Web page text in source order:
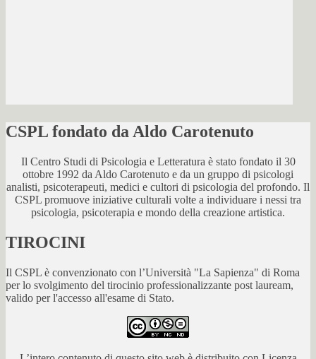
CSPL fondato da Aldo Carotenuto
Il Centro Studi di Psicologia e Letteratura è stato fondato il 30
ottobre 1992 da Aldo Carotenuto e da un gruppo di psicologi
analisti, psicoterapeuti, medici e cultori di psicologia del profondo. Il
CSPL promuove iniziative culturali volte a individuare i nessi tra
psicologia, psicoterapia e mondo della creazione artistica.
TIROCINI
Il CSPL è convenzionato con l’Università "La Sapienza" di Roma
per lo svolgimento del tirocinio professionalizzante post lauream,
valido per l'accesso all'esame di Stato.